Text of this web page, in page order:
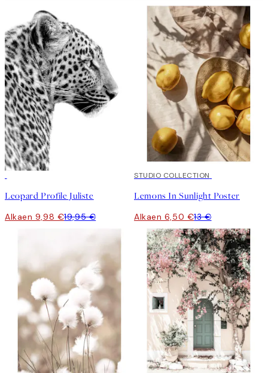
Leopard Profile Juliste
Alkaen 9,98 €19,95 €
50%*
STUDIO COLLECTION
Lemons In Sunlight Poster
Alkaen 6,50 €13 €